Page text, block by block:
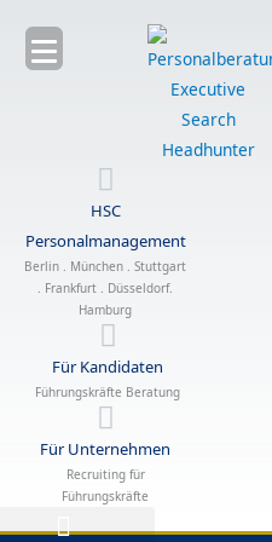
Inhalt
springen
HSC
Personalmanagement
Berlin . München . Stuttgart
. Frankfurt . Düsseldorf.
Hamburg
Für Kandidaten
Führungskräfte Beratung
Für Unternehmen
Recruiting für
Führungskräfte